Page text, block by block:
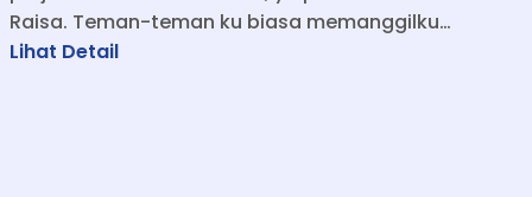
a
Raisa. Teman-teman ku biasa memanggilku…
Lihat Detail: